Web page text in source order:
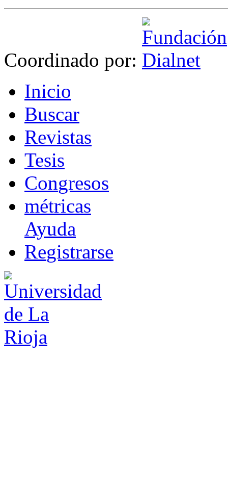
Coordinado por:
Inicio
Buscar
Revistas
Tesis
Congresos
métricas
Ayuda
Registrarse